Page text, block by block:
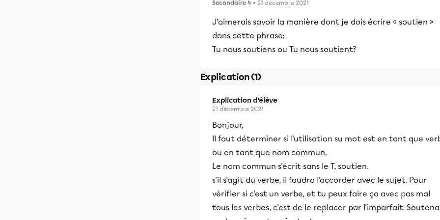
Secondaire 4 • 21 décembre 2021
J’aimerais savoir la manière dont je dois écrire « soutien »
dans cette phrase:
Tu nous soutiens ou Tu nous soutient?
Explication (1)
Explication d’élève
21 décembre 2021
Bonjour,
Il faut déterminer si l'utilisation su mot est en tant que
ou en tant que nom commun.
Le nom commun s'écrit sans le T, soutien.
s'il s'agit du verbe, il faudra l'accorder avec le sujet. Pour
vérifier si c'est un verbe, et tu peux faire ça avec pas mal
tous les verbes, c'est de le replacer par l'imparfait.